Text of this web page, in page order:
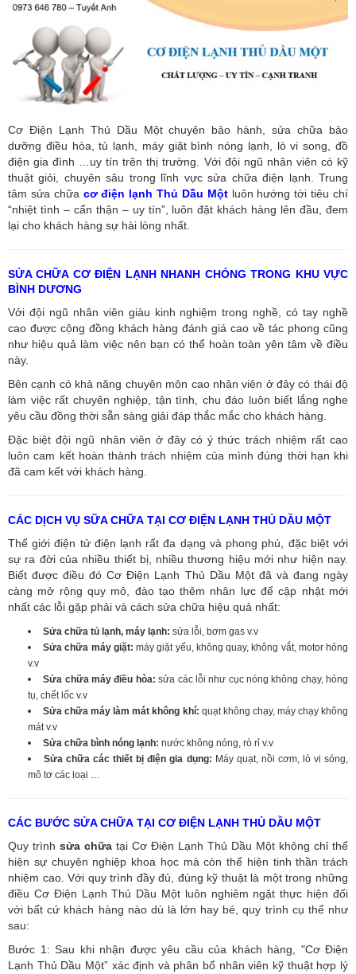
Cơ Điện Lạnh Thủ Dầu Một chuyên bảo hành, sửa chữa bảo
dưỡng điều hòa, tủ lạnh, máy giặt bình nóng lạnh, lò vi song, đồ
điện gia đình …uy tín trên thị trường. Với đội ngũ nhân viên có kỹ
thuật giỏi, chuyên sâu trong lĩnh vực sửa chữa điện lạnh. Trung
tâm sửa chữa cơ điện lạnh Thủ Dầu Mộtluôn hướng tới tiêu chí
“nhiệt tình – cẩn thận – uy tín”, luôn đặt khách hàng lên đầu, đem
lại cho khách hàng sự hài lòng nhất.
SỬA CHỮA CƠ ĐIỆN LẠNH NHANH CHÓNG TRONG KHU VỰC
BÌNH DƯƠNG
Với đội ngũ nhân viên giàu kinh nghiệm trong nghề, có tay nghề
cao được cộng đồng khách hàng đánh giá cao về tác phong cũng
như hiệu quả làm việc nên bạn có thể hoàn toàn yên tâm về điều
này.
Bên cạnh có khả năng chuyên môn cao nhân viên ở đây có thái độ
làm việc rất chuyên nghiệp, tận tình, chu đáo luôn biết lắng nghe
yêu cầu đồng thời sẵn sàng giải đáp thắc mắc cho khách hàng.
Đặc biệt đội ngũ nhân viên ở đây có ý thức trách nhiệm rất cao
luôn cam kết hoàn thành trách nhiệm của mình đúng thời hạn khi
đã cam kết với khách hàng.
CÁC DỊCH VỤ SỮA CHỮA TẠI CƠ ĐIỆN LẠNH THỦ DẦU MỘT
Thế giới điện tử điện lạnh rất đa dạng và phong phú, đặc biệt với
sự ra đời của nhiều thiết bị, nhiều thương hiệu mới như hiện nay.
Biết được điều đó Cơ Điện Lạnh Thủ Dầu Một đã và đang ngày
càng mở rộng quy mô, đào tạo thêm nhân lực để cập nhật mới
nhất các lỗi gặp phải và cách sửa chữa hiệu quả nhất:
Sửa chữa tủ lạnh, máy lạnh: sửa lỗi, bơm gas v.v
Sửa chữa máy giặt:máy giặt yếu, không quay, không vắt, motor hỏng
v.v
Sửa chữa máy điều hòa: sửa các lỗi như cục nóng không chạy, hỏng
tụ, chết lốc v.v
Sửa chữa máy làm mát không khí: quạt không chạy, máy chạy không
mát v.v
Sửa chữa bình nóng lạnh: nước không nóng, rò rỉ v.v
Sửa chữa các thiết bị điện gia dụng: Máy quạt, nồi cơm, lò vi sóng,
mô tơ các loại …
CÁC BƯỚC SỬA CHỮA TẠI CƠ ĐIỆN LẠNH THỦ DẦU MỘT
Quy trình sửa chữa tại Cơ Điện Lạnh Thủ Dầu Một không chỉ thể
hiện sự chuyên nghiệp khoa học mà còn thể hiện tinh thần trách
nhiệm cao. Với quy trình đầy đủ, đúng kỹ thuật là một trong những
điều Cơ Điện Lạnh Thủ Dầu Một luôn nghiêm ngặt thực hiện đối
với bất cứ khách hàng nào dù là lớn hay bé, quy trình cụ thể như
sau:
Bước 1: Sau khi nhận được yêu cầu của khách hàng, "Cơ Điện
Lạnh Thủ Dầu Một” xác định và phân bổ nhân viên kỹ thuật hợp lý